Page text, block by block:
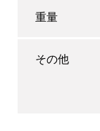
重量
その他